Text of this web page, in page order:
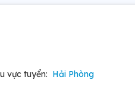
vực tuyển: Hải Phòng